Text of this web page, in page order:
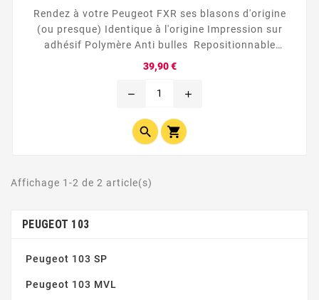
Rendez à votre Peugeot FXR ses blasons d'origine
(ou presque) Identique à l'origine Impression sur
adhésif Polymère Anti bulles Repositionnable
Fabrication Française
39,90 €Prix
remove add
 
Affichage 1-2 de 2 article(s)
PEUGEOT 103
Peugeot 103 SP
Peugeot 103 MVL